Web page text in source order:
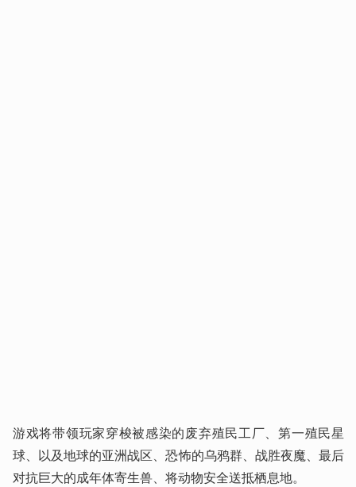
游戏将带领玩家穿梭被感染的废弃殖民工厂、第一殖民星
球、以及地球的亚洲战区、恐怖的乌鸦群、战胜夜魔、最后
对抗巨大的成年体寄生兽、将动物安全送抵栖息地。